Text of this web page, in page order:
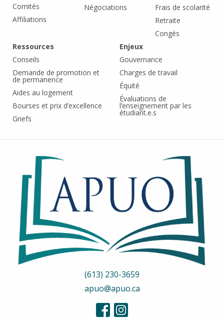
Comités
Affiliations
Négociations
Frais de scolarité
Retraite
Congés
Ressources
Conseils
Demande de promotion et
de permanence
Aides au logement
Bourses et prix d’excellence
Griefs
Enjeux
Gouvernance
Charges de travail
Équité
Évaluations de
l’enseignement par les
étudiant.e.s
(613) 230-3659
apuo@apuo.ca